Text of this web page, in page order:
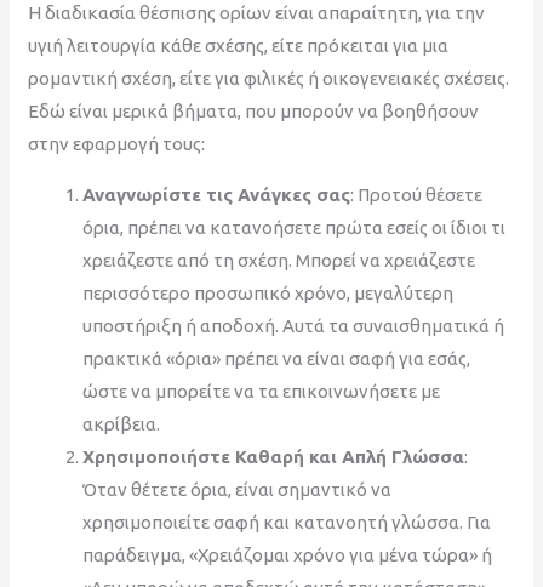
Η διαδικασία θέσπισης ορίων είναι απαραίτητη, για την
υγιή λειτουργία κάθε σχέσης, είτε πρόκειται για μια
ρομαντική σχέση, είτε για φιλικές ή οικογενειακές σχέσεις.
Εδώ είναι μερικά βήματα, που μπορούν να βοηθήσουν
στην εφαρμογή τους:
Αναγνωρίστε τις Ανάγκες σας: Προτού θέσετε
όρια, πρέπει να κατανοήσετε πρώτα εσείς οι ίδιοι τι
χρειάζεστε από τη σχέση. Μπορεί να χρειάζεστε
περισσότερο προσωπικό χρόνο, μεγαλύτερη
υποστήριξη ή αποδοχή. Αυτά τα συναισθηματικά ή
πρακτικά «όρια» πρέπει να είναι σαφή για εσάς,
ώστε να μπορείτε να τα επικοινωνήσετε με
ακρίβεια.
Χρησιμοποιήστε Καθαρή και Απλή Γλώσσα:
Όταν θέτετε όρια, είναι σημαντικό να
χρησιμοποιείτε σαφή και κατανοητή γλώσσα. Για
παράδειγμα, «Χρειάζομαι χρόνο για μένα τώρα» ή